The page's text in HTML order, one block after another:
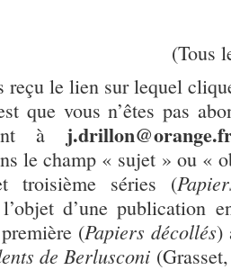
(Tous
reçu le lien sur lequel
que vous n’êtes pas
à
le champ « sujet » ou «
troisième séries (
d’une publication
(Papiers décollés)
de Berlusconi